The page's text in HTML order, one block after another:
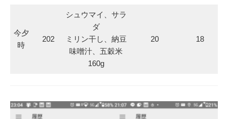
今夕
時
202
シュウマイ、サラ
ダ
ミリン干し、納豆
味噌汁、五穀米
160g
20 18